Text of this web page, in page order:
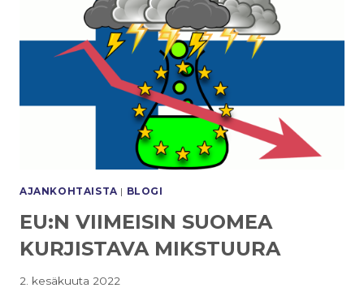
MURHEET
AJANKOHTAISTA | BLOGI
EU:N VIIMEISIN SUOMEA
KURJISTAVA MIKSTUURA
2. kesäkuuta 2022